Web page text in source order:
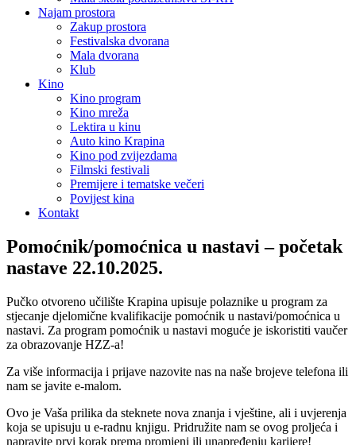
Najam prostora
Zakup prostora
Festivalska dvorana
Mala dvorana
Klub
Kino
Kino program
Kino mreža
Lektira u kinu
Auto kino Krapina
Kino pod zvijezdama
Filmski festivali
Premijere i tematske večeri
Povijest kina
Kontakt
Pomoćnik/pomoćnica u nastavi – početak
nastave 22.10.2025.
Pučko otvoreno učilište Krapina upisuje polaznike u program za
stjecanje djelomične kvalifikacije pomoćnik u nastavi/pomoćnica u
nastavi. Za program pomoćnik u nastavi moguće je iskoristiti vaučer
za obrazovanje HZZ-a!
Za više informacija i prijave nazovite nas na naše brojeve telefona ili
nam se javite e-malom.
Ovo je Vaša prilika da steknete nova znanja i vještine, ali i uvjerenja
koja se upisuju u e-radnu knjigu. Pridružite nam se ovog proljeća i
napravite prvi korak prema promjeni ili unapređenju karijere!